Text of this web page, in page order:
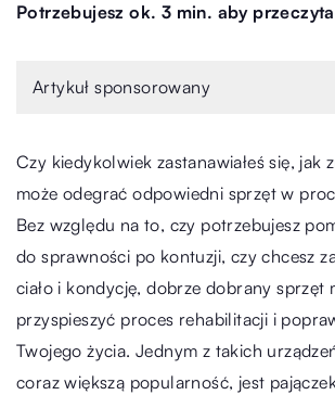
Potrzebujesz ok. 3 min. aby
Artykuł sponsorowany
Czy kiedykolwiek zastanawiałeś się, jak
może odegrać odpowiedni sprzęt w
Bez względu na to, czy potrzebujesz
do sprawności po kontuzji, czy chcesz
ciało i kondycję, dobrze dobrany sprzęt
przyspieszyć proces rehabilitacji i
Twojego życia. Jednym z takich
coraz większą popularność, jest